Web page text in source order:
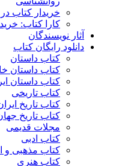
خریدار کتاب
کارا کتاب:
آثار نویسندگان
دانلود رایگان کتاب
کتاب داستان
کتاب داستان
کتاب داستان
کتاب تاریخی
کتاب تاریخ
کتاب تاریخ
مجلات قدیمی
کتاب ادبی
کتاب مذهبی و
کتاب هنری